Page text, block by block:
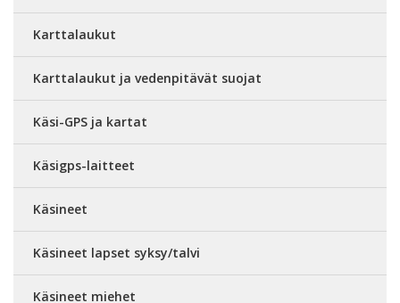
Karttalaukut
Karttalaukut ja vedenpitävät suojat
Käsi-GPS ja kartat
Käsigps-laitteet
Käsineet
Käsineet lapset syksy/talvi
Käsineet miehet